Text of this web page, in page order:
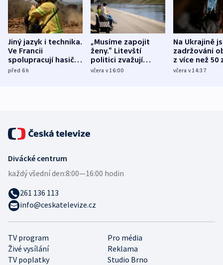
Jiný jazyk i technika.
Ve Francii
spolupracují hasiči z
různých zemí
před 6h
„Musíme zapojit
ženy.“ Litevští
politici zvažují
dohodu o
včera v 16:00
Na Ukrajině
zadržováni
z více než 50
Bojovali na
včera v 14:37
TV program
Pro média
Živé vysílání
Reklama
TV poplatky
Studio Brno
Divácké centrum
každý všední den:8:00—16:00 hodin
261 136 113
info@ceskatelevize.cz